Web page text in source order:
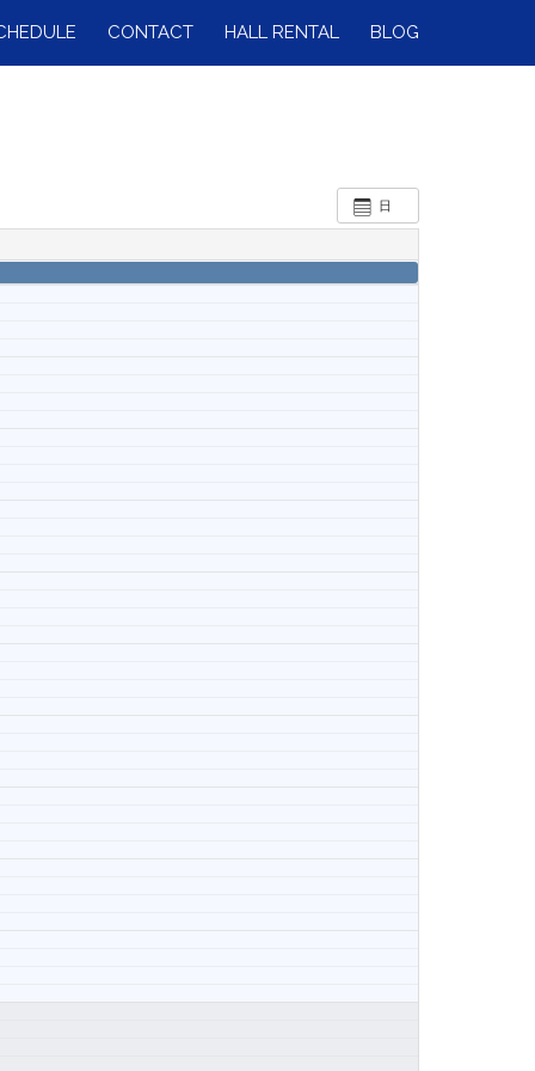
CONTACT HALL RENTAL BLOG
日